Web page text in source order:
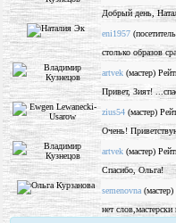
Добрый день,
eni1957
столько образов
artvek (мастер)
Привет, Зият!
zius54 (мастер)
Очень!
artvek (мастер)
Спасибо, Ольга!
semenovna (мастер)
нет